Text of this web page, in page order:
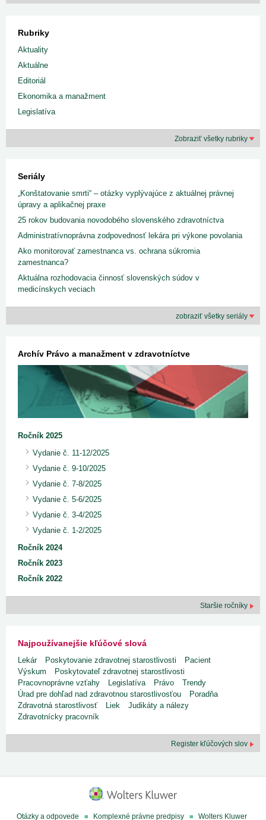
Rubriky
Aktuality
Aktuálne
Editoriál
Ekonomika a manažment
Legislatíva
Zobraziť všetky rubriky
Seriály
„Konštatovanie smrti“ – otázky vyplývajúce z aktuálnej právnej
úpravy a aplikačnej praxe
25 rokov budovania novodobého slovenského zdravotníctva
Administratívnoprávna zodpovednosť lekára pri výkone povolania
Ako monitorovať zamestnanca vs. ochrana súkromia
zamestnanca?
Aktuálna rozhodovacia činnosť slovenských súdov v
medicínskych veciach
zobraziť všetky seriály
Archív Právo a manažment v zdravotníctve
Ročník 2025
Vydanie č. 11-12/2025
Vydanie č. 9-10/2025
Vydanie č. 7-8/2025
Vydanie č. 5-6/2025
Vydanie č. 3-4/2025
Vydanie č. 1-2/2025
Ročník 2024
Ročník 2023
Ročník 2022
Staršie ročníky
Najpoužívanejšie kľúčové slová
Lekár Poskytovanie zdravotnej starostlivosti
Pacient
Výskum
Poskytovateľ zdravotnej starostlivosti
Pracovnoprávne vzťahy
Legislatíva Právo
Trendy
Úrad pre dohľad nad zdravotnou starostlivosťou
Poradňa
Zdravotná starostlivosť
Liek
Judikáty a nálezy
Zdravotnícky pracovník
Register kľúčových slov
Otázky a odpovede Komplexné právne predpisy Wolters Kluwer